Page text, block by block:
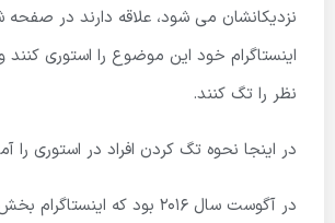
نزدیکانشان می شود، علاقه دارند در
اینستاگرام خود این موضوع را استوری
نظر را تگ کنند.
در اینجا نحوه تگ کردن افراد در استوری
در آگوست سال 2016 بود که